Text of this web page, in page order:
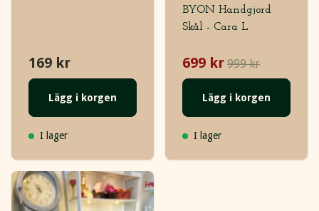
169 kr
Lägg i korgen
I lager
BYON Handgjord
Skål - Cara L
699 kr 999 kr
Lägg i korgen
I lager